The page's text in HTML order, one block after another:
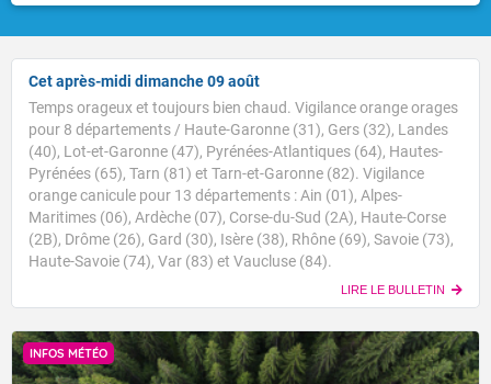
Cet après-midi dimanche 09 août
Temps orageux et toujours bien chaud. Vigilance orange orages
pour 8 départements / Haute-Garonne (31), Gers (32), Landes
(40), Lot-et-Garonne (47), Pyrénées-Atlantiques (64), Hautes-
Pyrénées (65), Tarn (81) et Tarn-et-Garonne (82). Vigilance
orange canicule pour 13 départements : Ain (01), Alpes-
Maritimes (06), Ardèche (07), Corse-du-Sud (2A), Haute-Corse
(2B), Drôme (26), Gard (30), Isère (38), Rhône (69), Savoie (73),
Haute-Savoie (74), Var (83) et Vaucluse (84).
LIRE LE BULLETIN
INFOS MÉTÉO